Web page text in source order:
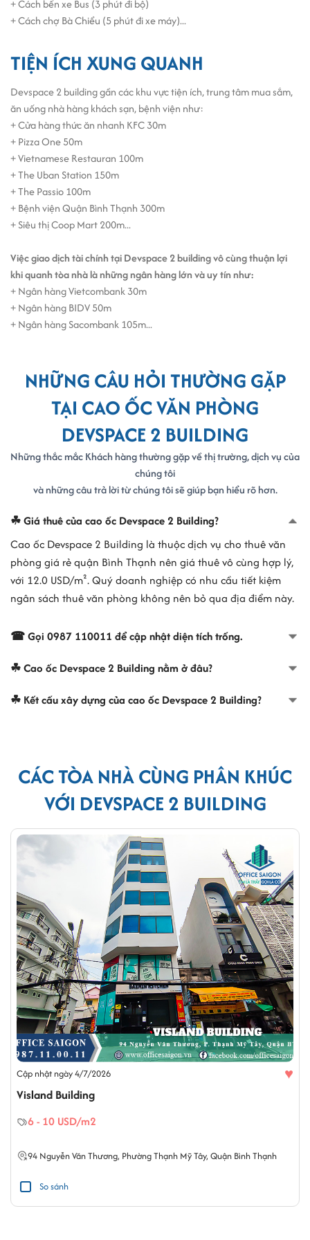
Đội ngũ an ninh – lễ tân chuyên nghiệp, thân thiện
Không chỉ cung cấpvăn phòng cho thuê chuyên nghiệp
cho mọi doanh nghiệp, từ startup đến các đơn vị quy mô
+ Cách bến xe Bus (3 phút đi bộ)
+ Cách chợ Bà Chiểu (5 phút đi xe máy)...
TIỆN ÍCH XUNG QUANH
Devspace 2 building gần các khu vực tiện ích, trung tâm mua sắm,
ăn uống nhà hàng khách sạn, bệnh viện như:
+ Cửa hàng thức ăn nhanh KFC 30m
+ Pizza One 50m
+ Vietnamese Restauran 100m
+ The Uban Station 150m
+ The Passio 100m
+ Bệnh viện Quận Bình Thạnh 300m
+ Siêu thị Coop Mart 200m...
Việc giao dịch tài chính tại Devspace 2 building vô cùng thuận lợi
khi quanh tòa nhà là những ngân hàng lớn và uy tín như:
+ Ngân hàng Vietcombank 30m
+ Ngân hàng BIDV 50m
+ Ngân hàng Sacombank 105m...
NHỮNG CÂU HỎI THƯỜNG GẶP
TẠI CAO ỐC VĂN PHÒNG
DEVSPACE 2 BUILDING
Những thắc mắc Khách hàng thường gặp về thị trường, dịch vụ của
chúng tôi
và những câu trả lời từ chúng tôi sẽ giúp bạn hiểu rõ hơn.
☘ Giá thuê của cao ốc Devspace 2 Building?
Cao ốc Devspace 2 Building là thuộc dịch vụ cho thuê văn
phòng giá rẻ quận Bình Thạnh nên giá thuê vô cùng hợp lý,
với 12.0 USD/m². Quý doanh nghiệp có nhu cầu tiết kiệm
ngân sách thuê văn phòng không nên bỏ qua địa điểm này.
☎ Gọi 0987 110011 để cập nhật diện tích trống.
☘ Cao ốc Devspace 2 Building nằm ở đâu?
☘ Kết cấu xây dựng của cao ốc Devspace 2 Building?
CÁC TÒA NHÀ CÙNG PHÂN KHÚC
VỚI DEVSPACE 2 BUILDING
Cập nhật ngày 4/7/2026 ♥
Visland Building
6 - 10 USD/m2
94 Nguyễn Văn Thương, Phường Thạnh Mỹ Tây, Quận Bình Thạnh
So sánh